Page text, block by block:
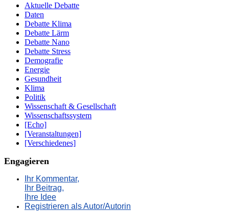
Aktuelle Debatte
Daten
Debatte Klima
Debatte Lärm
Debatte Nano
Debatte Stress
Demografie
Energie
Gesundheit
Klima
Politik
Wissenschaft & Gesellschaft
Wissenschaftssystem
[Echo]
[Veranstaltungen]
[Verschiedenes]
Engagieren
Ihr Kommentar,
Ihr Beitrag,
Ihre Idee
Registrieren als Autor/Autorin